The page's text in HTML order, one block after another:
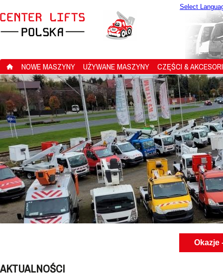
Select
NOWE MASZYNY UŻYWANE MASZYNY CZĘŚCI &
Okazje
AKTUALNOŚCI